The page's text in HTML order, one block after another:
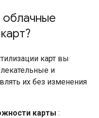
облачные
карт вы
и
их без изменения
карты :